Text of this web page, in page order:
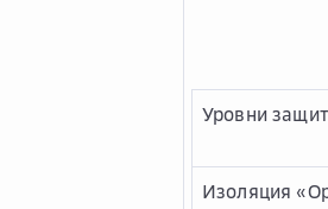
Уровни
Изоляция